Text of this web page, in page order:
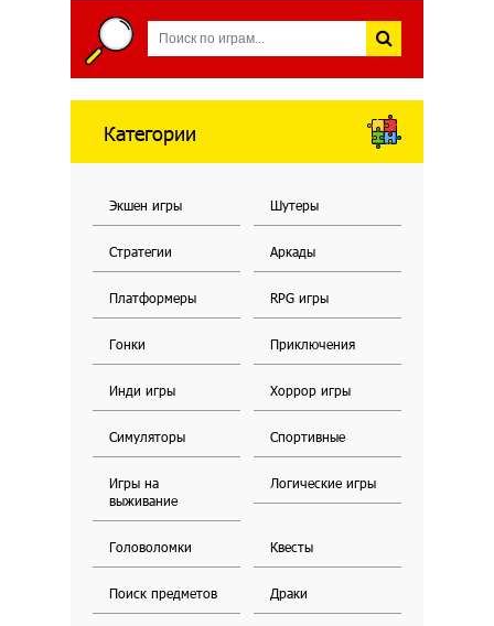
Категории
Экшен игры Шутеры
Стратегии Аркады
Платформеры RPG игры
Гонки Приключения
Инди игры Хоррор игры
Симуляторы Спортивные
Игры на
выживание
Логические игры
Головоломки Квесты
Поиск предметов Драки